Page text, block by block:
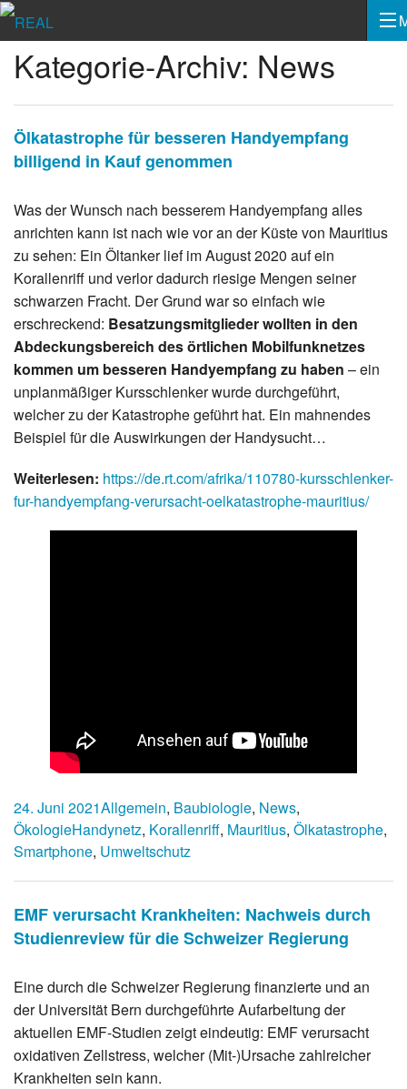
Kategorie-Archiv: News
Ölkatastrophe für besseren Handyempfang
billigend in Kauf genommen
Was der Wunsch nach besserem Handyempfang alles
anrichten kann ist nach wie vor an der Küste von Mauritius
zu sehen: Ein Öltanker lief im August 2020 auf ein
Korallenriff und verlor dadurch riesige Mengen seiner
schwarzen Fracht. Der Grund war so einfach wie
erschreckend: Besatzungsmitglieder wollten in den
Abdeckungsbereich des örtlichen Mobilfunknetzes
kommen um besseren Handyempfang zu haben – ein
unplanmäßiger Kursschlenker wurde durchgeführt,
welcher zu der Katastrophe geführt hat. Ein mahnendes
Beispiel für die Auswirkungen der Handysucht…
Weiterlesen: https://de.rt.com/afrika/110780-kursschlenker-
fur-handyempfang-verursacht-oelkatastrophe-mauritius/
24. Juni 2021Allgemein, Baubiologie, News,
ÖkologieHandynetz, Korallenriff, Mauritius, Ölkatastrophe,
Smartphone, Umweltschutz
EMF verursacht Krankheiten: Nachweis durch
Studienreview für die Schweizer Regierung
Eine durch die Schweizer Regierung finanzierte und an
der Universität Bern durchgeführte Aufarbeitung der
aktuellen EMF-Studien zeigt eindeutig: EMF verursacht
oxidativen Zellstress, welcher (Mit-)Ursache zahlreicher
Krankheiten sein kann.